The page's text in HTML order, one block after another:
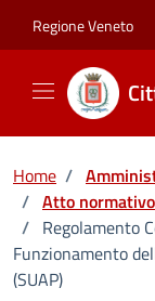
Regione Veneto
Home /
/ Atto normativo
/ Regolamento
Funzionamento
(SUAP)